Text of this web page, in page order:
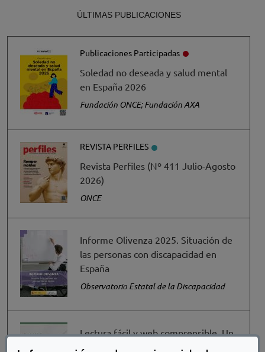
ÚLTIMAS PUBLICACIONES
Publicaciones Participadas
Soledad no deseada y salud mental
en España 2026
Fundación ONCE; Fundación AXA
REVISTA PERFILES
Revista Perfiles (Nº 411 Julio-Agosto
2026)
ONCE
Informe Olivenza 2025. Situación de
las personas con discapacidad en
España
Observatorio Estatal de la Discapacidad
Lectura fácil y web comprensible. Un
libro blanco en el marco del nuevo